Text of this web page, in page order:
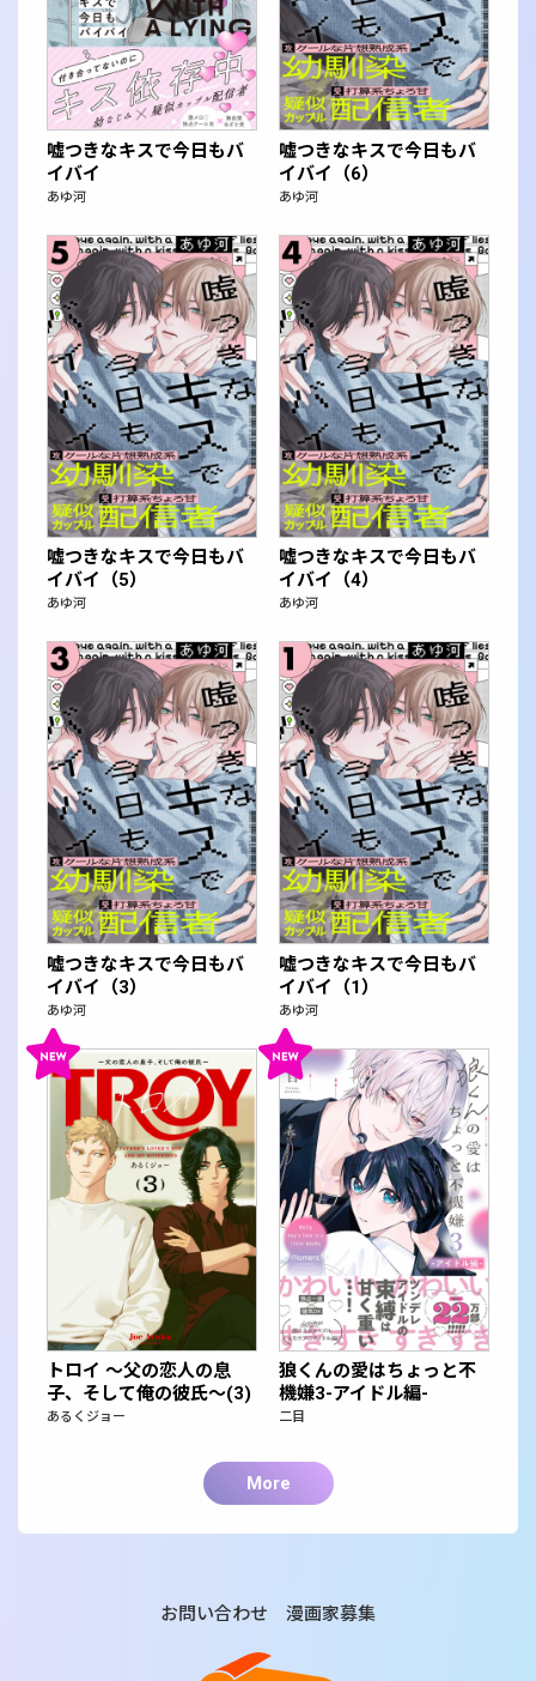
嘘つきなキスで今日もバ
イバイ
あゆ河
嘘つきなキスで今日もバ
イバイ（6）
あゆ河
嘘つきなキスで今日もバ
イバイ（5）
あゆ河
嘘つきなキスで今日もバ
イバイ（4）
あゆ河
嘘つきなキスで今日もバ
イバイ（3）
あゆ河
嘘つきなキスで今日もバ
イバイ（1）
あゆ河
トロイ ～父の恋人の息
子、そして俺の彼氏～(3)
あるくジョー
狼くんの愛はちょっと不
機嫌3-アイドル編-
二目
More
お問い合わせ 漫画家募集